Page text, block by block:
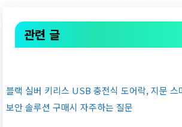
관련 글
블랙 실버 키리스 USB 충전식 도어락, 지문 스
보안 솔루션 구매시 자주하는 질문